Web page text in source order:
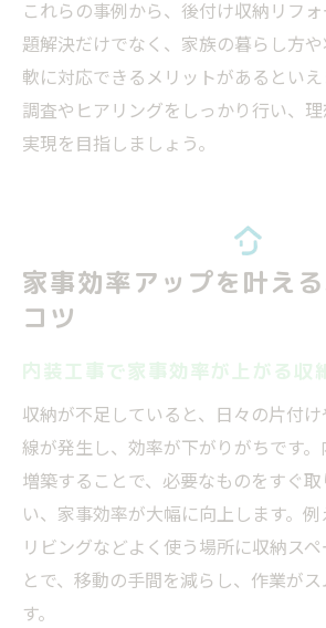
これらの事例から、後付け収納リフ
題解決だけでなく、家族の暮らし方
軟に対応できるメリットがあるとい
調査やヒアリングをしっかり行い、
実現を目指しましょう。
家事効率アップを叶え
コツ
内装工事で家事効率が上がる収
収納が不足していると、日々の片付
線が発生し、効率が下がりがちです
増築することで、必要なものをすぐ
い、家事効率が大幅に向上します。
リビングなどよく使う場所に収納ス
とで、移動の手間を減らし、作業が
す。